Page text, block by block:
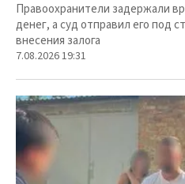
Правоохранители задержали
денег, а суд отправил его под
внесения залога
7.08.2026 19:31